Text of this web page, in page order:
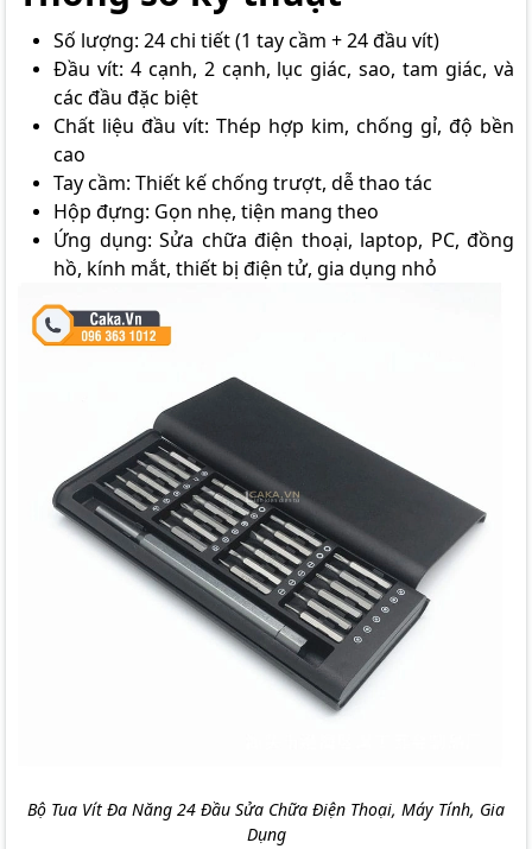
Số lượng: 24 chi tiết (1 tay cầm + 24 đầu vít)
Đầu vít: 4 cạnh, 2 cạnh, lục giác, sao, tam giác, và
các đầu đặc biệt
Chất liệu đầu vít: Thép hợp kim, chống gỉ, độ bền
cao
Tay cầm: Thiết kế chống trượt, dễ thao tác
Hộp đựng: Gọn nhẹ, tiện mang theo
Ứng dụng: Sửa chữa điện thoại, laptop, PC, đồng
hồ, kính mắt, thiết bị điện tử, gia dụng nhỏ
Bộ Tua Vít Đa Năng 24 Đầu Sửa Chữa Điện Thoại, Máy Tính, Gia
Dụng